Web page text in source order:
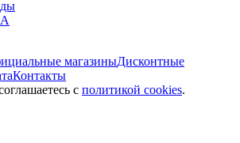
магазиныДисконтные
Контакты
с политикой cookies.